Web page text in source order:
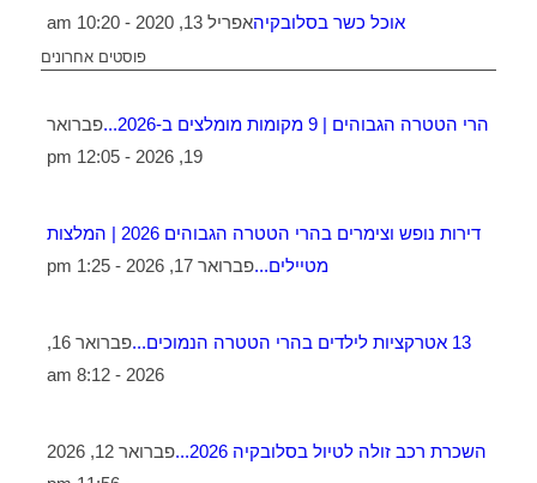
אוכל כשר בסלובקיהאפריל 13, 2020 - 10:20 am
פוסטים אחרונים
הרי הטטרה הגבוהים | 9 מקומות מומלצים ב-2026...
פברואר
19, 2026 - 12:05 pm
דירות נופש וצימרים בהרי הטטרה הגבוהים 2026 | המלצות
מטיילים...פברואר 17, 2026 - 1:25 pm
13 אטרקציות לילדים בהרי הטטרה הנמוכים...
פברואר 16,
2026 - 8:12 am
השכרת רכב זולה לטיול בסלובקיה 2026...
פברואר 12, 2026